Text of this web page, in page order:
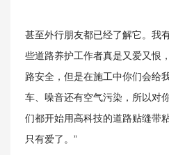
甚至外行朋友都已经了解它。我
些道路养护工作者真是又爱又恨
路安全，但是在施工中你们会给
车、噪音还有空气污染，所以对
们都开始用高科技的道路贴缝带
只有爱了。”